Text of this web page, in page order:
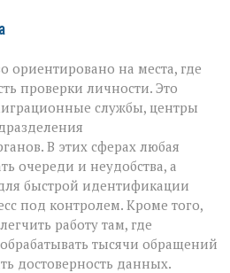
ориентировано на места, где
проверки личности. Это
службы, центры
В этих сферах любая
очереди и неудобства, а
быстрой идентификации
под контролем. Кроме того,
работу там, где
тысячи обращений
достоверность данных.